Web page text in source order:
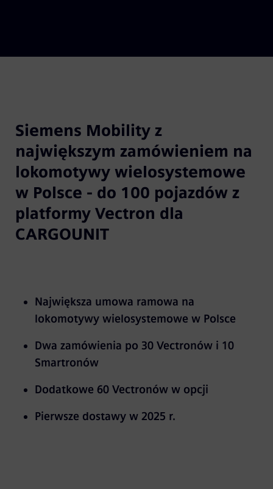
Siemens Mobility z
największym zamówieniem na
lokomotywy wielosystemowe
w Polsce - do 100 pojazdów z
platformy Vectron dla
CARGOUNIT
Największa umowa ramowa na
lokomotywy wielosystemowe w Polsce
Dwa zamówienia po 30 Vectronów i 10
Smartronów
Dodatkowe 60 Vectronów w opcji
Pierwsze dostawy w 2025 r.